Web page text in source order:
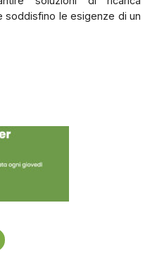
soddisfino le esigenze di un